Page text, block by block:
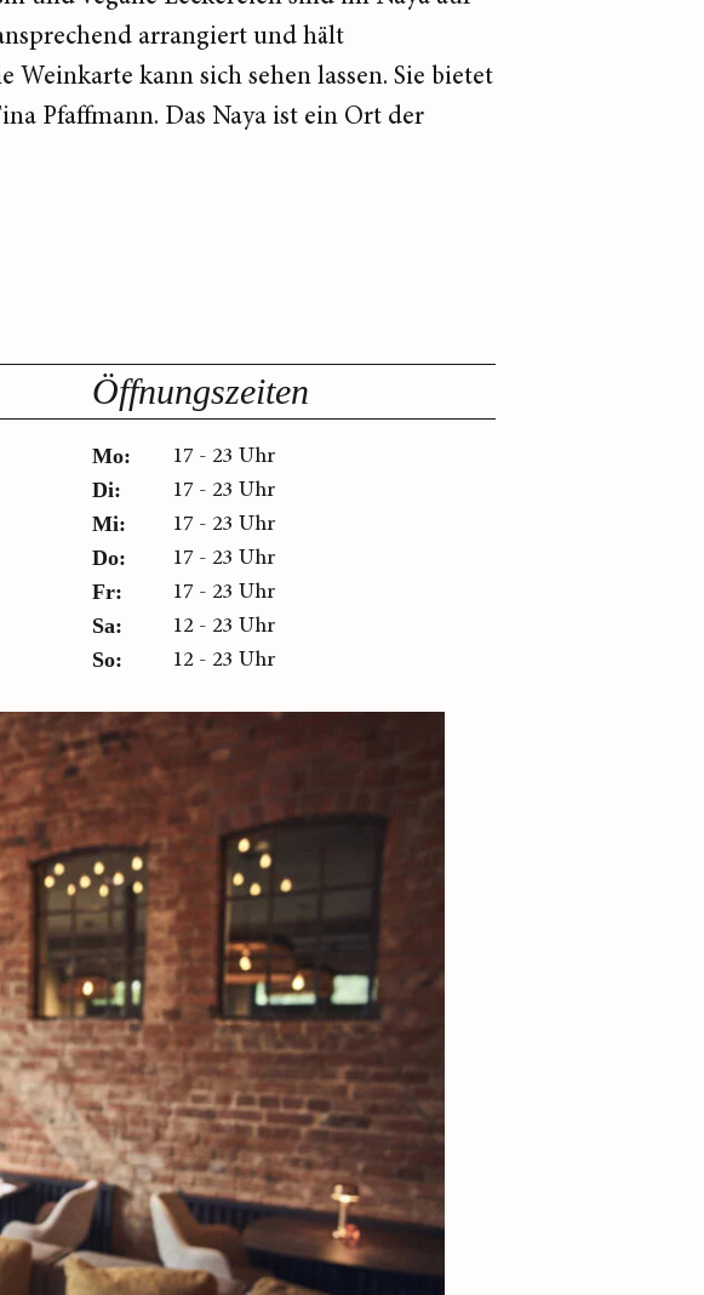
arrangiert und hält
Weinkarte kann sich sehen lassen. Sie bietet
Pfaffmann. Das Naya ist ein Ort der
Öffnungszeiten
Mo: 17 - 23 Uhr
Di: 17 - 23 Uhr
Mi: 17 - 23 Uhr
Do: 17 - 23 Uhr
Fr: 17 - 23 Uhr
Sa: 12 - 23 Uhr
So: 12 - 23 Uhr